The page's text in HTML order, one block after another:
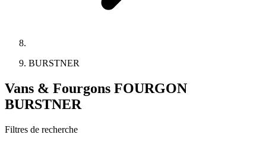
BURSTNER
Vans & Fourgons FOURGON
BURSTNER
Filtres de recherche